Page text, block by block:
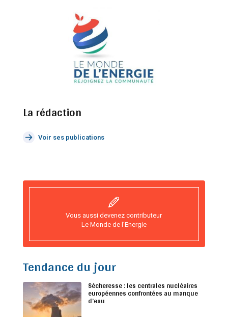
La rédaction
Voir ses publications
Vous aussi devenez contributeur
Le Monde de l’Energie
Tendance du jour
Sécheresse : les centrales nucléaires
européennes confrontées au manque
d’eau